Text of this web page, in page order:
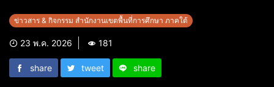
ข่าวสาร & กิจกรรม สำนักงานเขตพื้นที่การศึกษา ภาคใต้
23 พ.ค. 2026 181
share tweet share